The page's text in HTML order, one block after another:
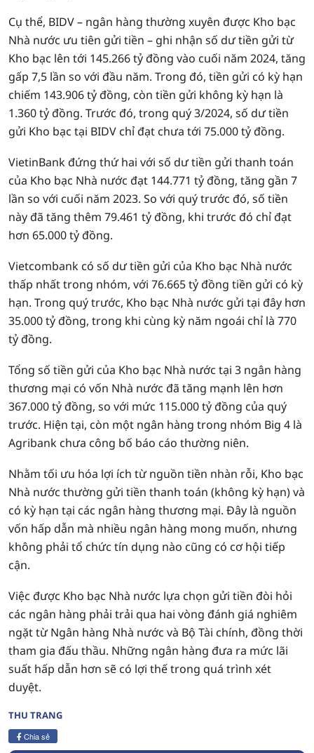
Cụ thể, BIDV – ngân hàng thường xuyên được Kho bạc
Nhà nước ưu tiên gửi tiền – ghi nhận số dư tiền gửi từ
Kho bạc lên tới 145.266 tỷ đồng vào cuối năm 2024, tăng
gấp 7,5 lần so với đầu năm. Trong đó, tiền gửi có kỳ hạn
chiếm 143.906 tỷ đồng, còn tiền gửi không kỳ hạn là
1.360 tỷ đồng. Trước đó, trong quý 3/2024, số dư tiền
gửi Kho bạc tại BIDV chỉ đạt chưa tới 75.000 tỷ đồng.
VietinBank đứng thứ hai với số dư tiền gửi thanh toán
của Kho bạc Nhà nước đạt 144.771 tỷ đồng, tăng gần 7
lần so với cuối năm 2023. So với quý trước đó, số tiền
này đã tăng thêm 79.461 tỷ đồng, khi trước đó chỉ đạt
hơn 65.000 tỷ đồng.
Vietcombank có số dư tiền gửi của Kho bạc Nhà nước
thấp nhất trong nhóm, với 76.665 tỷ đồng tiền gửi có kỳ
hạn. Trong quý trước, Kho bạc Nhà nước gửi tại đây hơn
35.000 tỷ đồng, trong khi cùng kỳ năm ngoái chỉ là 770
tỷ đồng.
Tổng số tiền gửi của Kho bạc Nhà nước tại 3 ngân hàng
thương mại có vốn Nhà nước đã tăng mạnh lên hơn
367.000 tỷ đồng, so với mức 115.000 tỷ đồng của quý
trước. Hiện tại, còn một ngân hàng trong nhóm Big 4 là
Agribank chưa công bố báo cáo thường niên.
Nhằm tối ưu hóa lợi ích từ nguồn tiền nhàn rỗi, Kho bạc
Nhà nước thường gửi tiền thanh toán (không kỳ hạn) và
có kỳ hạn tại các ngân hàng thương mại. Đây là nguồn
vốn hấp dẫn mà nhiều ngân hàng mong muốn, nhưng
không phải tổ chức tín dụng nào cũng có cơ hội tiếp
cận.
Việc được Kho bạc Nhà nước lựa chọn gửi tiền đòi hỏi
các ngân hàng phải trải qua hai vòng đánh giá nghiêm
ngặt từ Ngân hàng Nhà nước và Bộ Tài chính, đồng thời
tham gia đấu thầu. Những ngân hàng đưa ra mức lãi
suất hấp dẫn hơn sẽ có lợi thế trong quá trình xét
duyệt.
THU TRANG
Chia sẻ